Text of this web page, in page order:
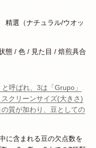
選（ナチュラル/ウオッ
態 / 色 / 見た目 / 焙煎具合
呼ばれ、3は「Grupo」
クリーンサイズ(大きさ)
質が加わり、豆としての
に含まれる豆の欠点数を